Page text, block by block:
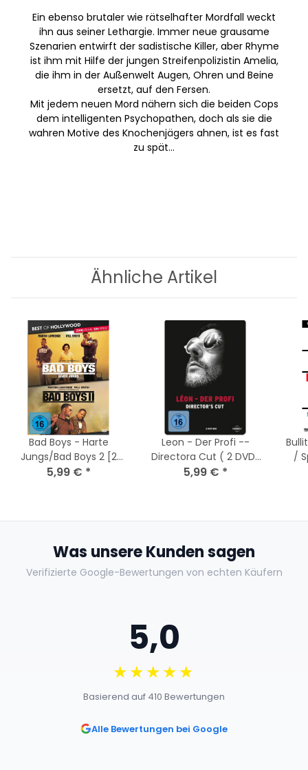
Ein ebenso brutaler wie rätselhafter Mordfall weckt
ihn aus seiner Lethargie. Immer neue grausame
Szenarien entwirft der sadistische Killer, aber Rhyme
ist ihm mit Hilfe der jungen Streifenpolizistin Amelia,
die ihm in der Außenwelt Augen, Ohren und Beine
ersetzt, auf den Fersen.
Mit jedem neuen Mord nähern sich die beiden Cops
dem intelligenten Psychopathen, doch als sie die
wahren Motive des Knochenjägers ahnen, ist es fast
zu spät...
Ähnliche Artikel
Bad Boys - Harte
Jungs/Bad Boys 2 [2
DVDs]
5,99 € *
Leon - Der Profi --
Directora Cut ( 2 DVDs
) - Top Zustand
5,99 € *
/
Was unsere Kunden sagen
Verifizierte Google-Bewertungen von echten Käufern
5,0
★★★★★
Basierend auf 410 Bewertungen
Alle Bewertungen bei Google